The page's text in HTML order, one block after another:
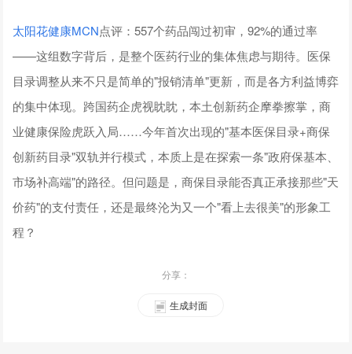
太阳花健康MCN点评：557个药品闯过初审，92%的通过率
——这组数字背后，是整个医药行业的集体焦虑与期待。医保
目录调整从来不只是简单的"报销清单"更新，而是各方利益博弈
的集中体现。跨国药企虎视眈眈，本土创新药企摩拳擦掌，商
业健康保险虎跃入局……今年首次出现的"基本医保目录+商保
创新药目录"双轨并行模式，本质上是在探索一条"政府保基本、
市场补高端"的路径。但问题是，商保目录能否真正承接那些"天
价药"的支付责任，还是最终沦为又一个"看上去很美"的形象工
程？
分享：
生成封面